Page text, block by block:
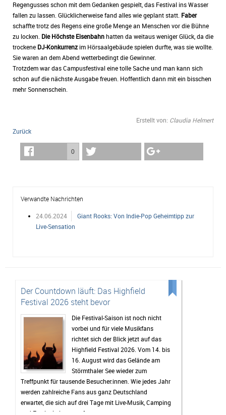
Regengusses schon mit dem Gedanken gespielt, das Festival ins Wasser
fallen zu lassen. Glücklicherweise fand alles wie geplant statt. Faber
schaffte trotz des Regens eine große Menge an Menschen vor die Bühne
zu locken. Die Höchste Eisenbahnhatten da weitaus weniger Glück, da die
trockene DJ-Konkurrenz im Hörsaalgebäude spielen durfte, was sie wollte.
Sie waren an dem Abend wetterbedingt die Gewinner.
Trotzdem war das Campusfestival eine tolle Sache und man kann sich
schon auf die nächste Ausgabe freuen. Hoffentlich dann mit ein bisschen
mehr Sonnenschein.
Erstellt von: Claudia Helmert
Zurück
0
Verwandte Nachrichten
24.06.2024
Giant Rooks: Von Indie-Pop Geheimtipp zur
Live-Sensation
Der Countdown läuft: Das Highfield
Festival 2026 steht bevor
Die Festival-Saison ist noch nicht
vorbei und für viele Musikfans
richtet sich der Blick jetzt auf das
Highfield Festival 2026. Vom 14. bis
16. August wird das Gelände am
Störmthaler See wieder zum
Treffpunkt für tausende Besucher:innen. Wie jedes Jahr
werden zahlreiche Fans aus ganz Deutschland
erwartet, die sich auf drei Tage mit Live-Musik, Camping
und Festivalstimmung freuen.